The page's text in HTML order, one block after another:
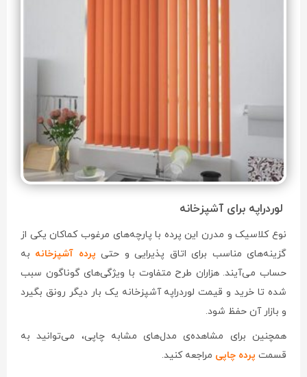
لوردراپه برای آشپزخانه
نوع کلاسیک و مدرن این پرده با پارچه‌های مرغوب کماکان یکی از
گزینه‌های مناسب برای اتاق پذیرایی و حتی پرده آشپزخانه به
حساب می‌آیند. هزاران طرح متفاوت با ویژگی‌های گوناگون سبب
شده تا خرید و قیمت لوردراپه آشپزخانه یک بار دیگر رونق بگیرد
و بازار آن حفظ شود.
همچنین برای مشاهده‌ی مدل‌های مشابه چاپی، می‌توانید به
قسمت پرده چاپی مراجعه کنید.